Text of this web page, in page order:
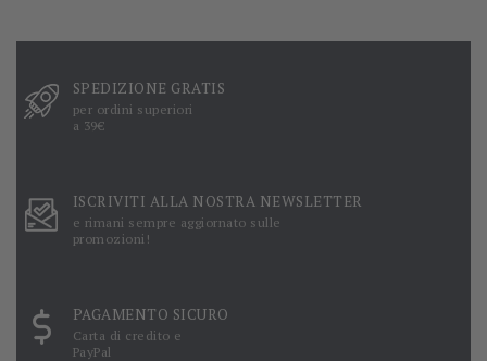
SPEDIZIONE GRATIS
per ordini superiori
a 39€
ISCRIVITI ALLA NOSTRA NEWSLETTER
e rimani sempre aggiornato sulle
promozioni!
PAGAMENTO SICURO
Carta di credito e
PayPal